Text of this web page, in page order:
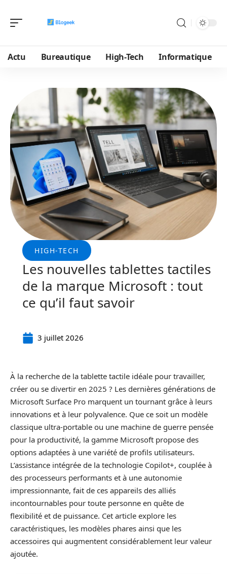
Actu Bureautique High-Tech Informatique
HIGH-TECH
Les nouvelles tablettes tactiles
de la marque Microsoft : tout
ce qu’il faut savoir
3 juillet 2026
À la recherche de la tablette tactile idéale pour travailler,
créer ou se divertir en 2025 ? Les dernières générations de
Microsoft Surface Pro marquent un tournant grâce à leurs
innovations et à leur polyvalence. Que ce soit un modèle
classique ultra-portable ou une machine de guerre pensée
pour la productivité, la gamme Microsoft propose des
options adaptées à une variété de profils utilisateurs.
L’assistance intégrée de la technologie Copilot+, couplée à
des processeurs performants et à une autonomie
impressionnante, fait de ces appareils des alliés
incontournables pour toute personne en quête de
flexibilité et de puissance. Cet article explore les
caractéristiques, les modèles phares ainsi que les
accessoires qui augmentent considérablement leur valeur
ajoutée.